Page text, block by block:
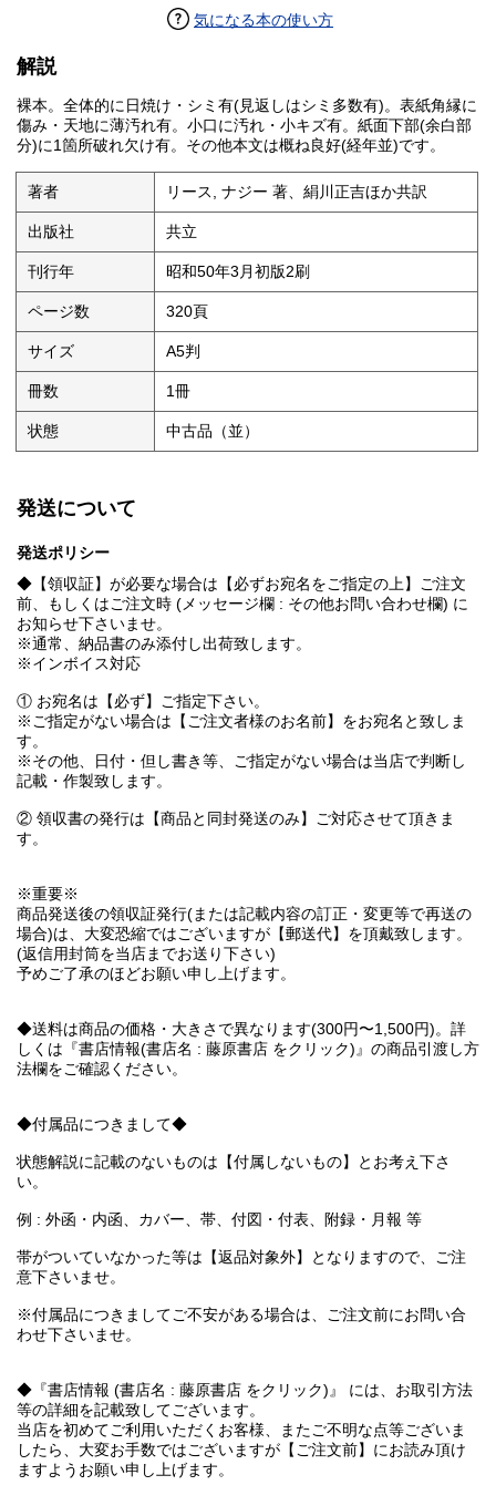
気になる本の使い方
解説
裸本。全体的に日焼け・シミ有(見返しはシミ多数有)。表紙角縁に
傷み・天地に薄汚れ有。小口に汚れ・小キズ有。紙面下部(余白部
分)に1箇所破れ欠け有。その他本文は概ね良好(経年並)です。
著者 リース, ナジー 著、絹川正吉ほか共訳
出版社 共立
刊行年 昭和50年3月初版2刷
ページ数 320頁
サイズ A5判
冊数 1冊
状態 中古品（並）
発送について
発送ポリシー
◆【領収証】が必要な場合は【必ずお宛名をご指定の上】ご注文
前、もしくはご注文時 (メッセージ欄 : その他お問い合わせ欄) に
お知らせ下さいませ。
※通常、納品書のみ添付し出荷致します。
※インボイス対応
① お宛名は【必ず】ご指定下さい。
※ご指定がない場合は【ご注文者様のお名前】をお宛名と致しま
す。
※その他、日付・但し書き等、ご指定がない場合は当店で判断し
記載・作製致します。
② 領収書の発行は【商品と同封発送のみ】ご対応させて頂きま
す。
※重要※
商品発送後の領収証発行(または記載内容の訂正・変更等で再送の
場合)は、大変恐縮ではございますが【郵送代】を頂戴致します。
(返信用封筒を当店までお送り下さい)
予めご了承のほどお願い申し上げます。
◆送料は商品の価格・大きさで異なります(300円〜1,500円)。詳
しくは『書店情報(書店名 : 藤原書店 をクリック)』の商品引渡し方
法欄をご確認ください。
◆付属品につきまして◆
状態解説に記載のないものは【付属しないもの】とお考え下さ
い。
例 : 外函・内函、カバー、帯、付図・付表、附録・月報 等
帯がついていなかった等は【返品対象外】となりますので、ご注
意下さいませ。
※付属品につきましてご不安がある場合は、ご注文前にお問い合
わせ下さいませ。
◆『書店情報 (書店名 : 藤原書店 をクリック)』 には、お取引方法
等の詳細を記載致してございます。
当店を初めてご利用いただくお客様、またご不明な点等ございま
したら、大変お手数ではございますが【ご注文前】にお読み頂け
ますようお願い申し上げます。